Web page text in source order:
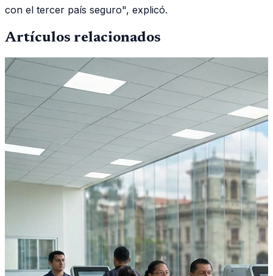
con el tercer país seguro", explicó.
Artículos relacionados